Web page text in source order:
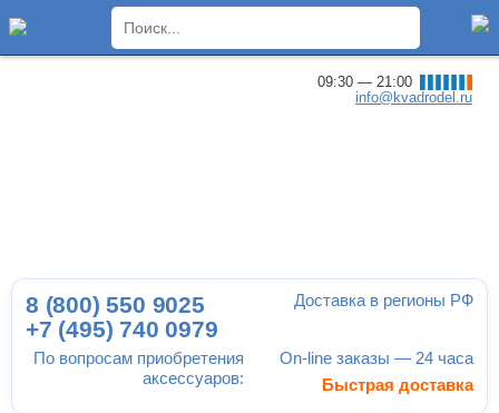
09:30 — 21:00
info@kvadrodel.ru
По вопросам приобретения
аксессуаров:
8 (800) 550 9025
+7 (495) 740 0979
Доставка в регионы РФ
On-line заказы — 24 часа
Быстрая доставка
×